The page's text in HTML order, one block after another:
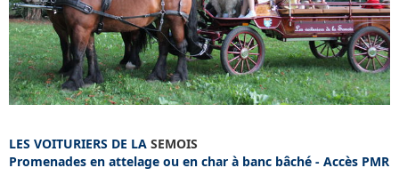
LES VOITURIERS DE LA SEMOIS
Promenades en attelage ou en char à banc bâché - Accès PMR